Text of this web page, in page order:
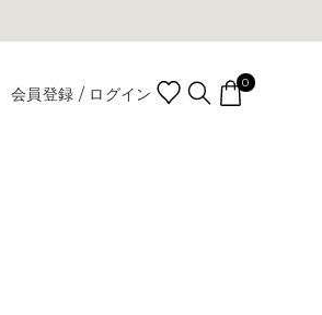
会員登録 / ログイン
0